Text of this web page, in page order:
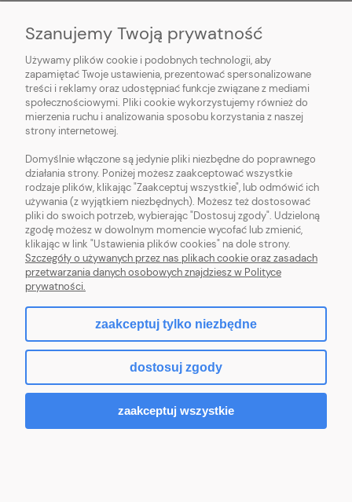
O NAS
OBSŁUGA KLIENTA
POMOC
MOJE KONTO
Sklep z włóczką. Internetowa pasmanteria. Włóczki wełniane. Włóczki
bawełniane. Tanie włóczki. Włóczki ręcznie farbowane.
pokaż pełną wersję strony
Sklep internetowy Shoper.pl
Szanujemy Twoją prywatność
Używamy plików cookie i podobnych technologii, aby
zapamiętać Twoje ustawienia, prezentować spersonalizowane
treści i reklamy oraz udostępniać funkcje związane z mediami
społecznościowymi. Pliki cookie wykorzystujemy również do
mierzenia ruchu i analizowania sposobu korzystania z naszej
strony internetowej.
Domyślnie włączone są jedynie pliki niezbędne do poprawnego
działania strony. Poniżej możesz zaakceptować wszystkie
rodzaje plików, klikając "Zaakceptuj wszystkie", lub odmówić ich
używania (z wyjątkiem niezbędnych). Możesz też dostosować
pliki do swoich potrzeb, wybierając "Dostosuj zgody". Udzieloną
zgodę możesz w dowolnym momencie wycofać lub zmienić,
klikając w link "Ustawienia plików cookies" na dole strony.
Szczegóły o używanych przez nas plikach cookie oraz zasadach
przetwarzania danych osobowych znajdziesz w Polityce
prywatności.
zaakceptuj tylko niezbędne
dostosuj zgody
zaakceptuj wszystkie